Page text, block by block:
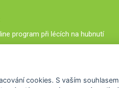
program při lécích na hubnutí
cookies. S vaším souhlasem